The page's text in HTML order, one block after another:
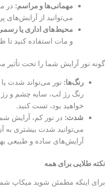
مهمانی‌ها و مراسم: در
می‌توانید از آرایش‌های
محیط‌های اداری یا
و مات استفاده کنید تا
گونه نور آرایش شما را تحت تأثیر
رنگ‌ها: نور می‌تواند شدت
رنگ رژ لب، سایه چشم و رژ
خواهید بود، تست کنید.
شدت: در نور کم، آرایش
می‌توانید شدت بیشتری به
آرایش‌های ساده و طبیعی
نکته طلایی برای همه
برای اینکه مطمئن شوید میکاپ